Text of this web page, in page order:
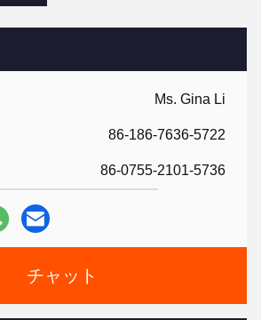
Ms. Gina Li
86-186-7636-5722
86-0755-2101-5736
チャット